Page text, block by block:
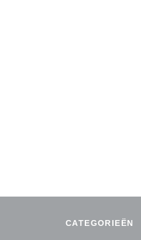
CATEGORIEËN